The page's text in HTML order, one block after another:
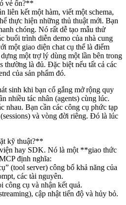
vẻ ổn?**
liên kết một hàm, viết một schema,
thực hiện những thủ thuật mới. Bạn
chóng. Nó rất dễ tạo mẫu thử
buổi trình diễn demo của nhà cung
một giao diện chat cụ thể là điểm
một trợ lý dùng một lần bên trong
thường là đủ. Đặc biệt nếu tất cả các
của sản phẩm đó.
sinh khi bạn cố gắng mở rộng quy
nhiều tác nhân (agents) cùng lúc.
nhau. Bạn cần các công cụ phức tạp
và vòng đời riêng. Đó là lúc
kỹ thuật?**
hay SDK. Nó là một **giao thức
định nghĩa:
(tool server) công bố khả năng của
các tài nguyên.
công cụ và nhận kết quả.
cập nhật tiến độ và hủy bỏ.